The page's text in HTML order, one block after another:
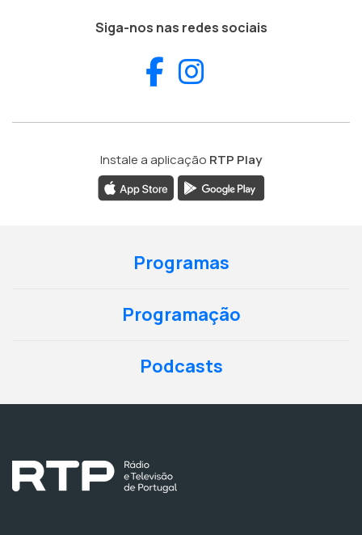
Siga-nos nas redes sociais
Facebook
Instale a aplicação RTP Play
Programas
Programação
Podcasts